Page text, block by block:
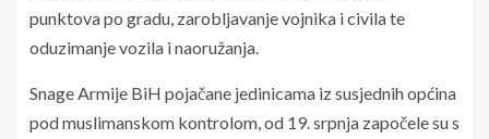
punktova po gradu, zarobljavanje vojnika i civila te
oduzimanje vozila i naoružanja.
Snage Armije BiH pojačane jedinicama iz susjednih općina
pod muslimanskom kontrolom, od 19. srpnja započele su s